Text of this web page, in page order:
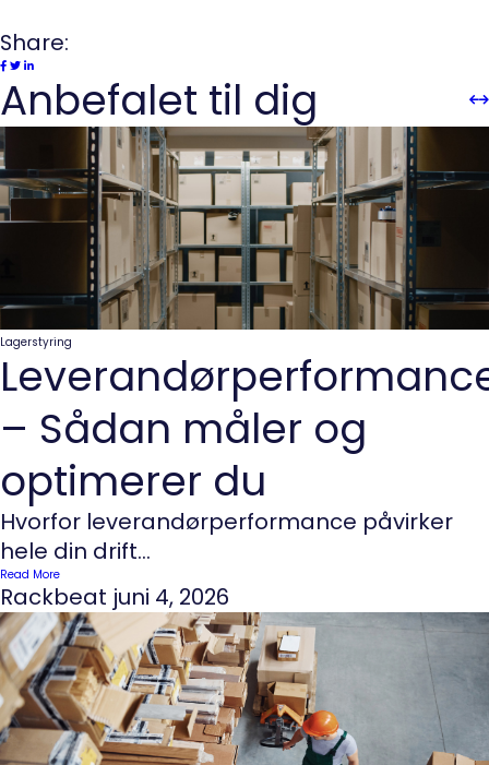
Share:
Anbefalet til dig
Lagerstyring
– Sådan måler og
optimerer du
Hvorfor leverandørperformance påvirker
hele din drift...
Read More
Rackbeat juni 4, 2026